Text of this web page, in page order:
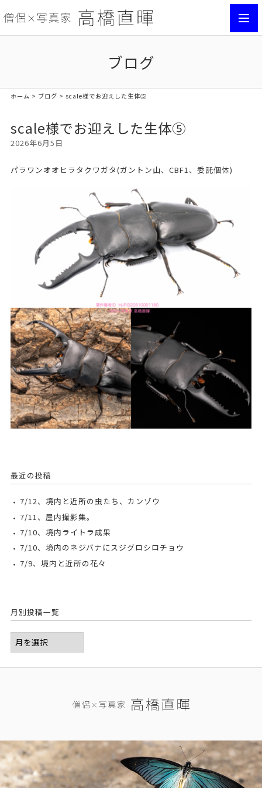
ブログ
ホーム > ブログ > scale様でお迎えした生体⑤
scale様でお迎えした生体⑤
2026年6月5日
パラワンオオヒラタクワガタ(ガントン山、CBF1、委託個体)
最近の投稿
7/12、境内と近所の虫たち、カンゾウ
7/11、屋内撮影集。
7/10、境内ライトラ成果
7/10、境内のネジバナにスジグロシロチョウ
7/9、境内と近所の花々
月別投稿一覧